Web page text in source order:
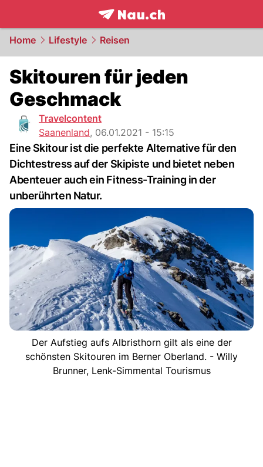
frontpage.NAU.ch
Home Lifestyle Reisen
Skitouren für jeden
Geschmack
Travelcontent
Saanenland, 06.01.2021 - 15:15
Eine Skitour ist die perfekte Alternative für den
Dichtestress auf der Skipiste und bietet neben
Abenteuer auch ein Fitness-Training in der
unberührten Natur.
Der Aufstieg aufs Albristhorn gilt als eine der
schönsten Skitouren im Berner Oberland. - Willy
Brunner, Lenk-Simmental Tourismus